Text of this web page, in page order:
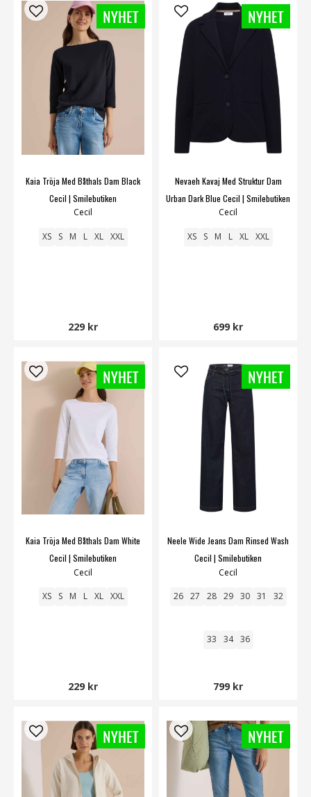
Kaia Tröja Med Båthals Dam Black
Cecil | Smilebutiken
Cecil
XS S M L XL XXL
229 kr
Nevaeh Kavaj Med Struktur Dam
Urban Dark Blue Cecil | Smilebutiken
Cecil
XS S M L XL XXL
699 kr
Kaia Tröja Med Båthals Dam White
Cecil | Smilebutiken
Cecil
XS S M L XL XXL
229 kr
Neele Wide Jeans Dam Rinsed Wash
Cecil | Smilebutiken
Cecil
26 27 28 29 30 31 32
33 34 36
799 kr